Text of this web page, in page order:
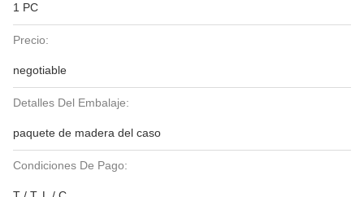
1 PC
Precio:
negotiable
Detalles Del Embalaje:
paquete de madera del caso
Condiciones De Pago: